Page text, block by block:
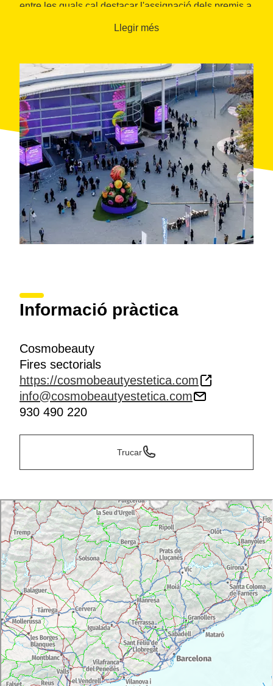
entre les quals cal destacar l'assignació dels premis a
Llegir més
Informació pràctica
Cosmobeauty
Fires sectorials
https://cosmobeautyestetica.com
info@cosmobeautyestetica.com
930 490 220
Trucar